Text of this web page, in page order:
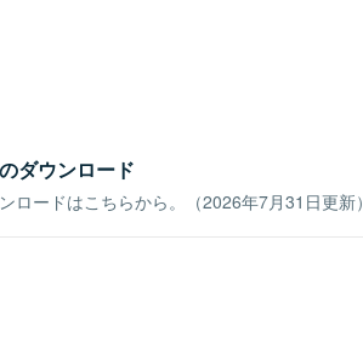
ダウンロード
ロードはこちらから。（2026年7月31日更新）